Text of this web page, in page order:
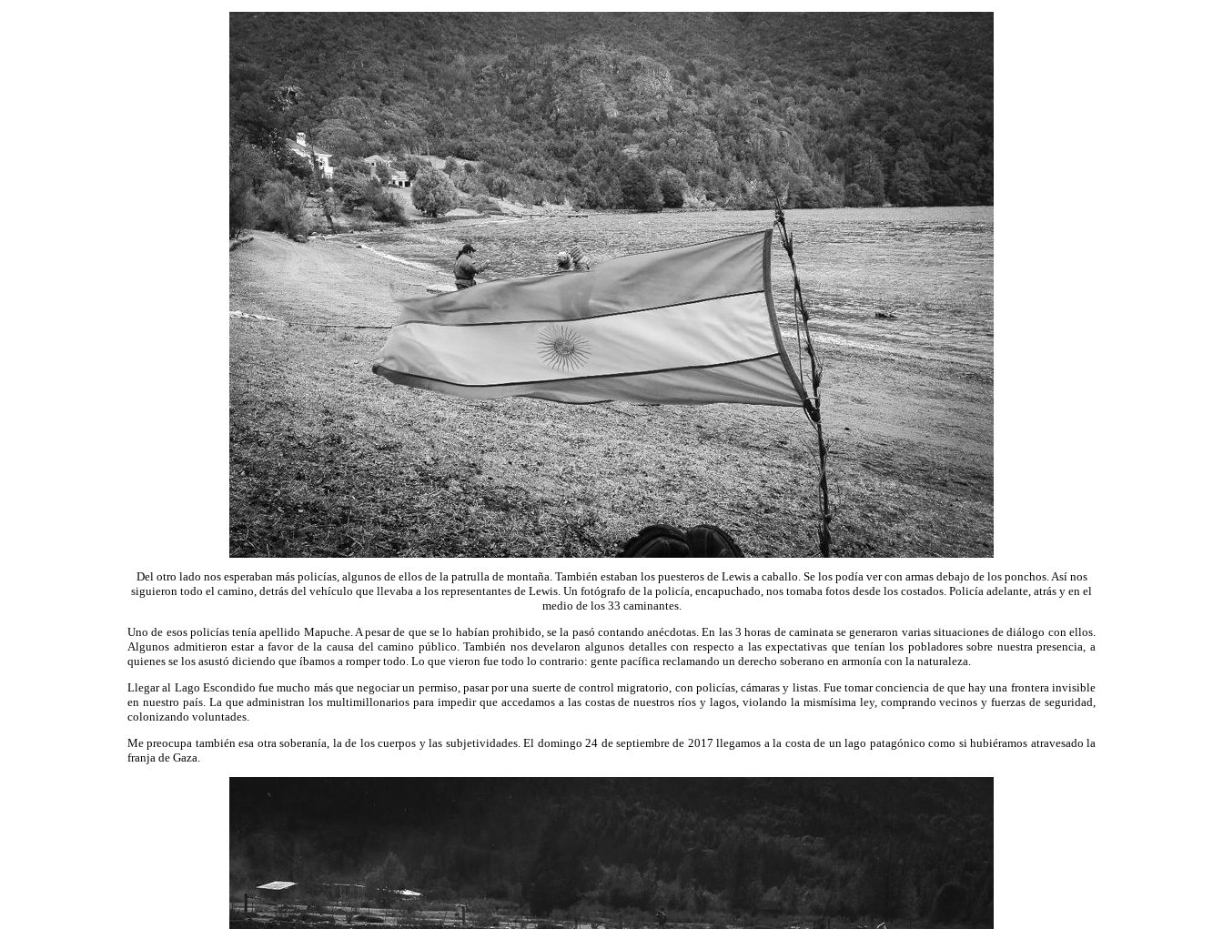
Del otro lado nos esperaban más policías, algunos de ellos de la patrulla de montaña. También estaban los puesteros de Lewis a caballo. Se los podía ver con armas debajo de los ponchos. Así nos
siguieron todo el camino, detrás del vehículo que llevaba a los representantes de Lewis. Un fotógrafo de la policía, encapuchado, nos tomaba fotos desde los costados. Policía adelante, atrás y en el
medio de los 33 caminantes.
Uno de esos policías tenía apellido Mapuche. A pesar de que se lo habían prohibido, se la pasó contando anécdotas. En las 3 horas de caminata se generaron varias situaciones de diálogo con ellos.
Algunos admitieron estar a favor de la causa del camino público. También nos develaron algunos detalles con respecto a las expectativas que tenían los pobladores sobre nuestra presencia, a
quienes se los asustó diciendo que íbamos a romper todo. Lo que vieron fue todo lo contrario: gente pacífica reclamando un derecho soberano en armonía con la naturaleza.
Llegar al Lago Escondido fue mucho más que negociar un permiso, pasar por una suerte de control migratorio, con policías, cámaras y listas. Fue tomar conciencia de que hay una frontera invisible
en nuestro país. La que administran los multimillonarios para impedir que accedamos a las costas de nuestros ríos y lagos, violando la mismísima ley, comprando vecinos y fuerzas de seguridad,
colonizando voluntades.
Me preocupa también esa otra soberanía, la de los cuerpos y las subjetividades. El domingo 24 de septiembre de 2017 llegamos a la costa de un lago patagónico como si hubiéramos atravesado la
franja de Gaza.